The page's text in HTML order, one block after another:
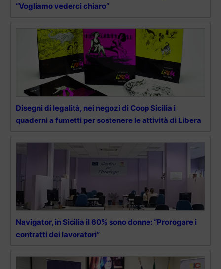
“Vogliamo vederci chiaro”
Disegni di legalità, nei negozi di Coop Sicilia i
quaderni a fumetti per sostenere le attività di Libera
Navigator, in Sicilia il 60% sono donne: “Prorogare i
contratti dei lavoratori”